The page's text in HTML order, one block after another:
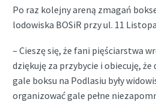
Po raz kolejny areną zmagań
lodowiska BOSiR przy ul. 11
– Cieszę się, że fani pięściarstwa
dziękuję za przybycie i obiecuję, że
gale boksu na Podlasiu były
organizować gale pełne